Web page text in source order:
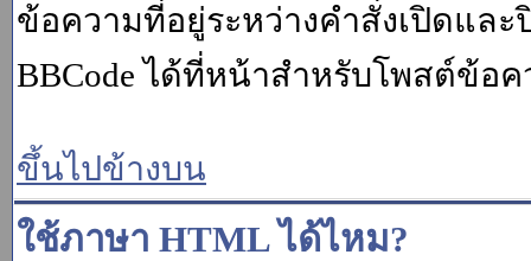
ข้อความที่อยู่ระหว่างคำสั่งเปิดแล
BBCode ได้ที่หน้าสำหรับโพสต์ข้อค
ขึ้นไปข้างบน
ใช้ภาษา HTML ได้ไหม?